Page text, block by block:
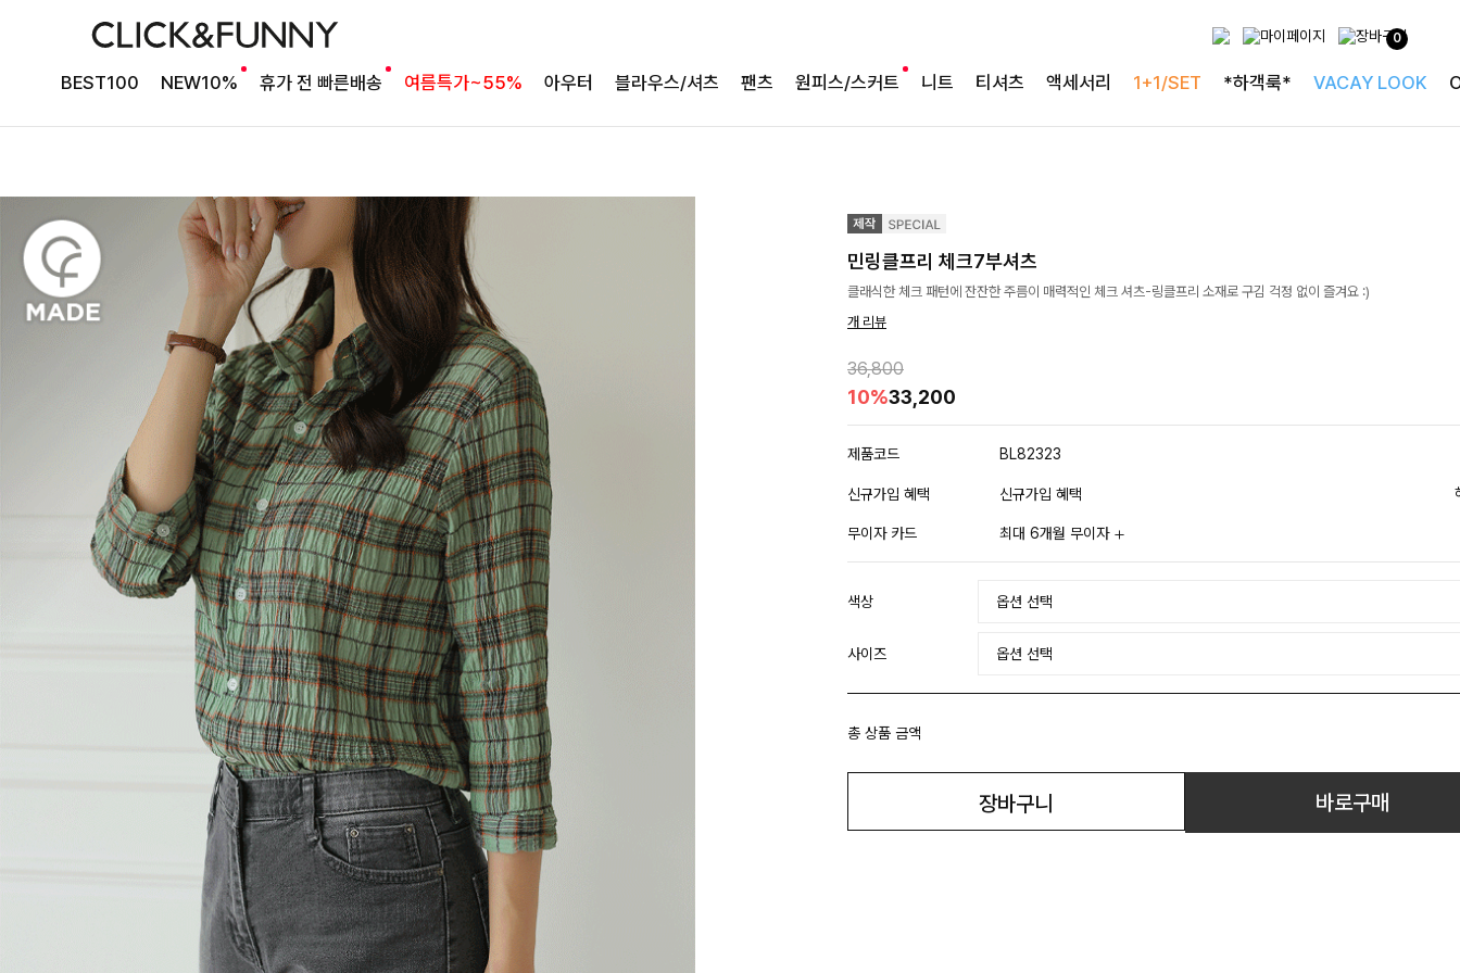
0
BEST100 NEW10% 휴가 전 빠른배송 여름특가~55% 아우터 블라우스/셔츠 팬츠 원피스/스커트 니트 티셔츠 액세서리 1+1/SET *하객룩* VACAY LOOK
민링클프리 체크7부셔츠
클래식한 체크 패턴에 잔잔한 주름이 매력적인 체크 셔츠-링클프리 소재로 구김 걱정 없이 즐겨요 :)
개 리뷰
36,800
10%33,200
제품코드 BL82323
신규가입 혜택 신규가입 혜택
무이자 카드 최대 6개월 무이자
색상
사이즈
총 상품 금액
장바구니 바로구매